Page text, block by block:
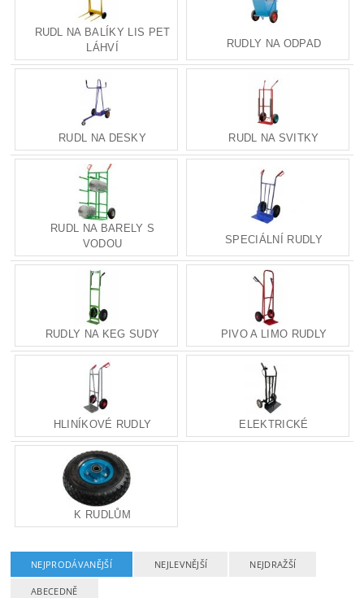
RUDL NA BALÍKY LIS PET
LÁHVÍ
RUDLY NA ODPAD
RUDL NA DESKY RUDL NA SVITKY
RUDL NA BARELY S
VODOU
SPECIÁLNÍ RUDLY
RUDLY NA KEG SUDY PIVO A LIMO RUDLY
HLINÍKOVÉ RUDLY ELEKTRICKÉ
K RUDLŮM
NEJPRODÁVANĚJŠÍ NEJLEVNĚJŠÍ NEJDRAŽŠÍ
ABECEDNĚ